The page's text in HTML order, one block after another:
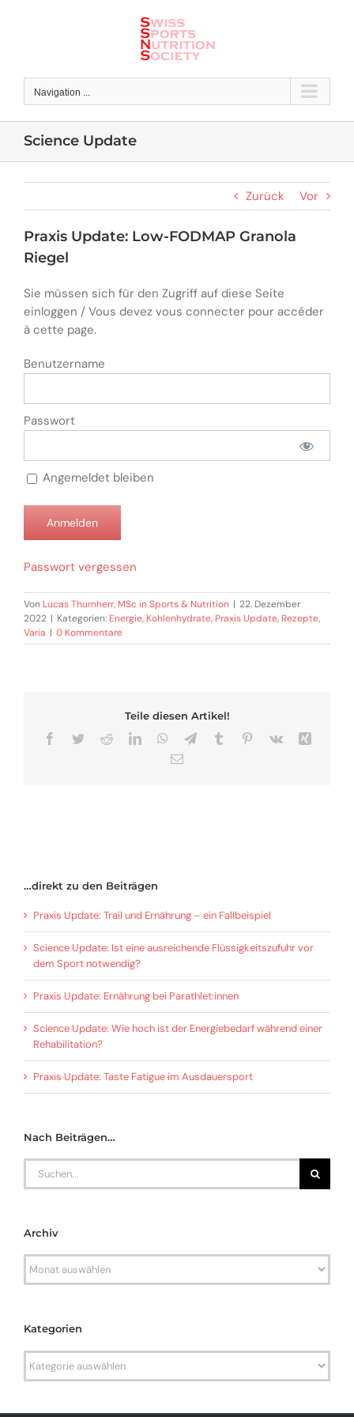
Navigation ...
Science Update
Zurück Vor
Praxis Update: Low-FODMAP Granola
Riegel
Sie müssen sich für den Zugriff auf diese Seite
einloggen / Vous devez vous connecter pour accéder
à cette page.
Benutzername
Passwort
Angemeldet bleiben
Passwort vergessen
Von Lucas Thurnherr, MSc in Sports & Nutrition | 22. Dezember
2022 | Kategorien: Energie, Kohlenhydrate, Praxis Update, Rezepte,
Varia | 0 Kommentare
Teile diesen Artikel!
Facebook
TwitterRedditLinkedInWhatsApp
TelegramTumblr Pinterest
Vk
E-
…direkt zu den Beiträgen
Praxis Update: Trail und Ernährung – ein Fallbeispiel
Science Update: Ist eine ausreichende Flüssigkeitszufuhr vor
dem Sport notwendig?
Praxis Update: Ernährung bei Parathlet:innen
Science Update: Wie hoch ist der Energiebedarf während einer
Rehabilitation?
Praxis Update: Taste Fatigue im Ausdauersport
Nach Beiträgen…
Search
Archiv
Archiv
Kategorien
Kategorien